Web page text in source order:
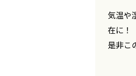
気温や
在に！
是非こ